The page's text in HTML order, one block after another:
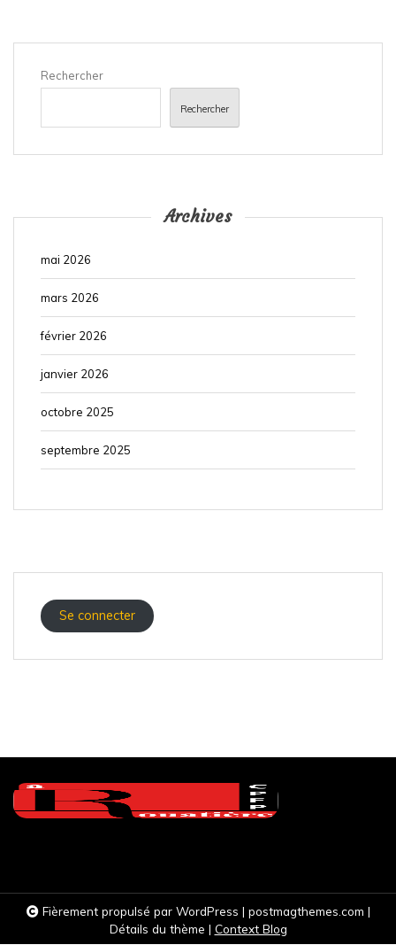
Rechercher
Rechercher
Archives
mai 2026
mars 2026
février 2026
janvier 2026
octobre 2025
septembre 2025
Se connecter
Fièrement propulsé par WordPress | postmagthemes.com |
Détails du thème | Context Blog